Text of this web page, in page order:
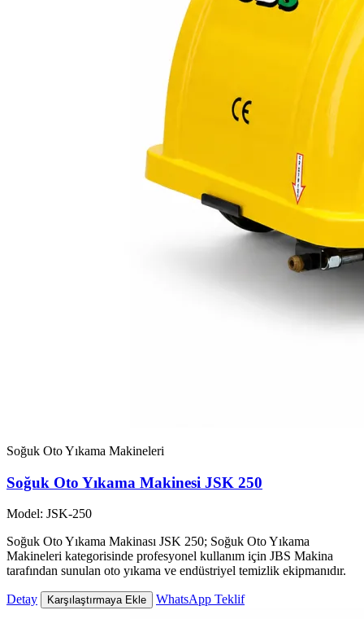
Soğuk Oto Yıkama Makineleri
Soğuk Oto Yıkama Makinesi JSK 250
Model: JSK-250
Soğuk Oto Yıkama Makinası JSK 250; Soğuk Oto Yıkama
Makineleri kategorisinde profesyonel kullanım için JBS Makina
tarafından sunulan oto yıkama ve endüstriyel temizlik ekipmanıdır.
Detay Karşılaştırmaya Ekle WhatsApp Teklif